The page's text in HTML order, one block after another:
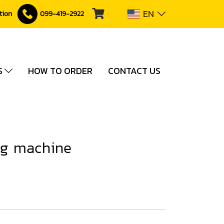
099-419-2922 EN
HOW TO ORDER CONTACT US
machine